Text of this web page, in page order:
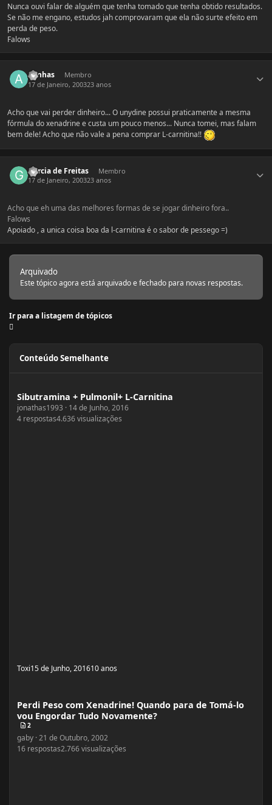
Nunca ouvi falar de alguém que tenha tomado que tenha obtido resultados.
Se não me engano, estudos jah comprovaram que ela não surte efeito em
perda de peso.
Falows
annhas
Membro
17 de Janeiro, 200323 anos
Acho que vai perder dinheiro... O unydine possui praticamente a mesma
fórmula do xenadrine e custa um pouco menos... Nunca tomei, mas falam
bem dele! Acho que não vale a pena comprar L-carnitina!!
Garcia de Freitas
Membro
17 de Janeiro, 200323 anos
Acho que eh uma das melhores formas de se jogar dinheiro fora..
Falows
Apoiado , a unica coisa boa da l-carnitina é o sabor de pessego =)
Arquivado
Este tópico agora está arquivado e fechado para novas respostas.
Ir para a listagem de tópicos
Conteúdo Semelhante
Sibutramina + Pulmonil+ L-Carnitina
jonathas1993 · 14 de Junho, 2016
4 respostas4.636visualizações
Toxi15 de Junho, 201610 anos
Perdi Peso com Xenadrine! Quando para de Tomá-lo
vou Engordar Tudo Novamente?
2
gaby ·21 de Outubro, 2002
16 respostas2.766visualizações